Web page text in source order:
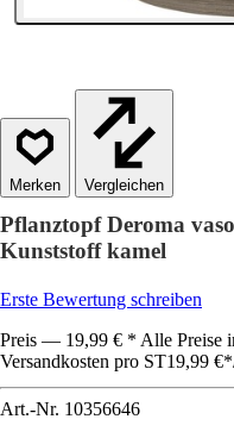
Vergleichen
Pflanztopf Deroma
Kunststoff kamel
Erste Bewertung schreiben
Preis — 19,99 € * Alle Preise
Versandkosten pro ST19,99 €*
Art.-Nr. 10356646